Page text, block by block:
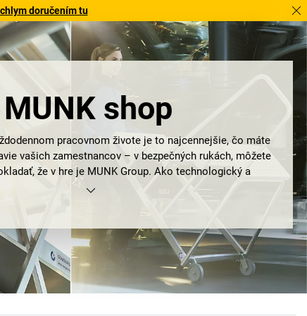
doručením tu
MUNK shop
pracovnom živote je to najcennejšie, čo máte
vašich zamestnancov – v bezpečných rukách, môžete
že v hre je MUNK Group. Ako technologický a
produktmi vyrobenými v Nemecku je práve on
mimoriadne dlhoročnými skúsenosťami, najvyššou
stabilitou, ale aj tým, že spoločnosť má ideálnu pozíciu
do budúcnosti.
a Leipheim. Pod hlavičkou skupiny MUNK Group ide